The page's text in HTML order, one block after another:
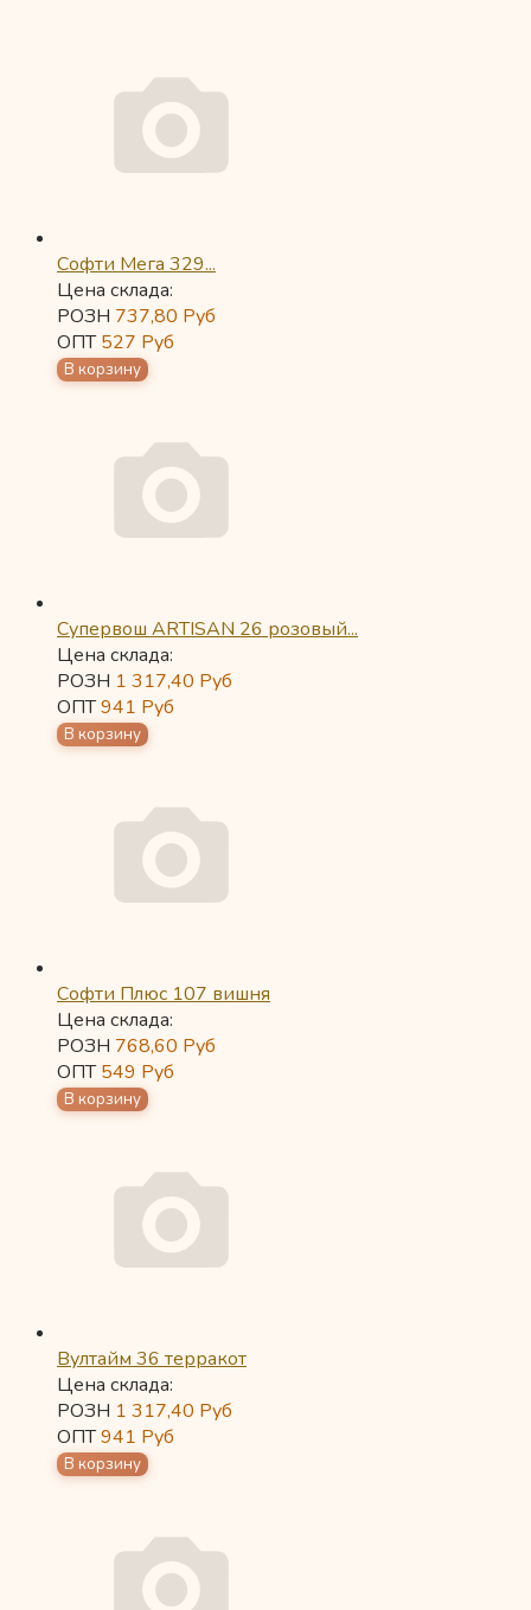
Софти Мега 329...
Цена склада:
РОЗН 737,80 Руб
ОПТ527 Руб
Супервош ARTISAN 26 розовый...
Цена склада:
РОЗН 1 317,40 Руб
ОПТ941 Руб
Софти Плюс 107 вишня
Цена склада:
РОЗН 768,60 Руб
ОПТ549 Руб
Вултайм 36 терракот
Цена склада:
РОЗН 1 317,40 Руб
ОПТ941 Руб